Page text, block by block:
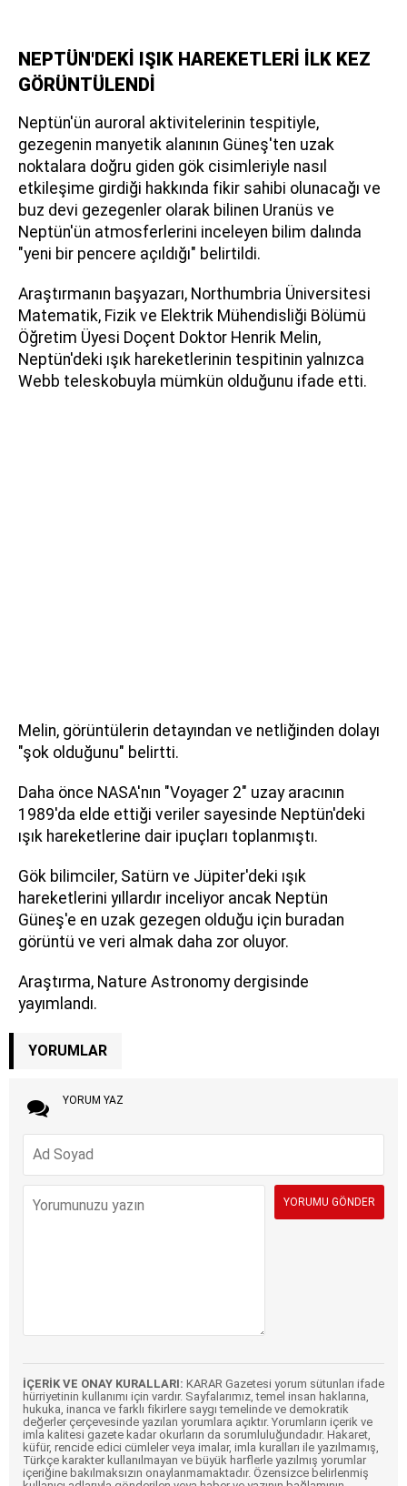
NEPTÜN'DEKİ IŞIK HAREKETLERİ İLK KEZ
GÖRÜNTÜLENDİ
Neptün'ün auroral aktivitelerinin tespitiyle,
gezegenin manyetik alanının Güneş'ten uzak
noktalara doğru giden gök cisimleriyle nasıl
etkileşime girdiği hakkında fikir sahibi olunacağı ve
buz devi gezegenler olarak bilinen Uranüs ve
Neptün'ün atmosferlerini inceleyen bilim dalında
"yeni bir pencere açıldığı" belirtildi.
Araştırmanın başyazarı, Northumbria Üniversitesi
Matematik, Fizik ve Elektrik Mühendisliği Bölümü
Öğretim Üyesi Doçent Doktor Henrik Melin,
Neptün'deki ışık hareketlerinin tespitinin yalnızca
Webb teleskobuyla mümkün olduğunu ifade etti.
Melin, görüntülerin detayından ve netliğinden dolayı
"şok olduğunu" belirtti.
Daha önce NASA'nın "Voyager 2" uzay aracının
1989'da elde ettiği veriler sayesinde Neptün'deki
ışık hareketlerine dair ipuçları toplanmıştı.
Gök bilimciler, Satürn ve Jüpiter'deki ışık
hareketlerini yıllardır inceliyor ancak Neptün
Güneş'e en uzak gezegen olduğu için buradan
görüntü ve veri almak daha zor oluyor.
Araştırma, Nature Astronomy dergisinde
yayımlandı.
YORUMLAR
YORUM YAZ
İÇERİK VE ONAY KURALLARI: KARAR Gazetesi yorum sütunları ifade
hürriyetinin kullanımı için vardır. Sayfalarımız, temel insan haklarına,
hukuka, inanca ve farklı fikirlere saygı temelinde ve demokratik
değerler çerçevesinde yazılan yorumlara açıktır. Yorumların içerik ve
imla kalitesi gazete kadar okurların da sorumluluğundadır. Hakaret,
küfür, rencide edici cümleler veya imalar, imla kuralları ile yazılmamış,
Türkçe karakter kullanılmayan ve büyük harflerle yazılmış yorumlar
içeriğine bakılmaksızın onaylanmamaktadır. Özensizce belirlenmiş